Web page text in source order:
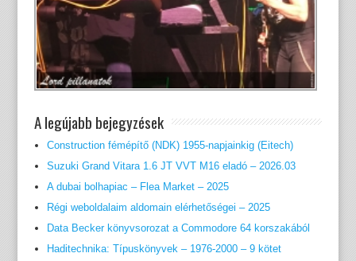
A legújabb bejegyzések
Construction fémépítő (NDK) 1955-napjainkig (Eitech)
Suzuki Grand Vitara 1.6 JT VVT M16 eladó – 2026.03
A dubai bolhapiac – Flea Market – 2025
Régi weboldalaim aldomain elérhetőségei – 2025
Data Becker könyvsorozat a Commodore 64 korszakából
Haditechnika: Típuskönyvek – 1976-2000 – 9 kötet